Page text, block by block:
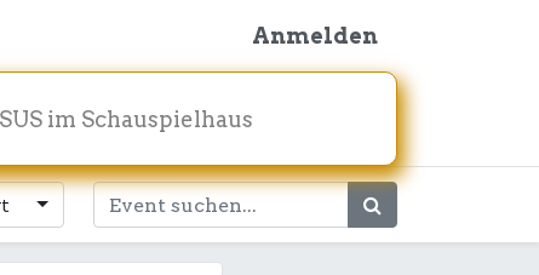
Anmelden
im Schauspielhaus